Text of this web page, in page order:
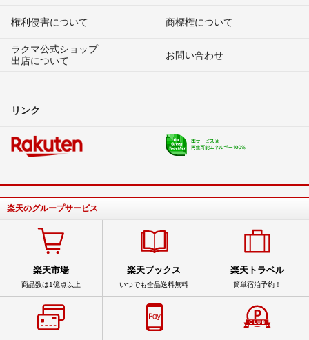
権利侵害について
商標権について
ラクマ公式ショップ
出店について
お問い合わせ
リンク
楽天のグループサービス
楽天市場
商品数は1億点以上
楽天ブックス
いつでも全品送料無料
楽天トラベル
簡単宿泊予約！